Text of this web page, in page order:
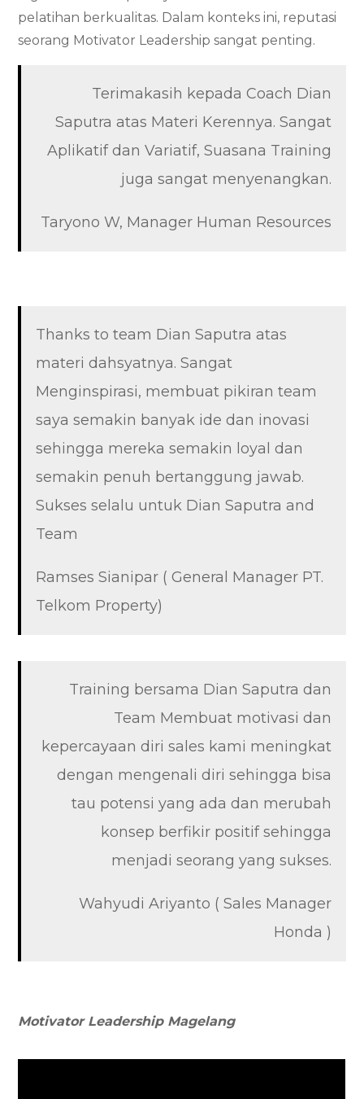
pelatihan berkualitas. Dalam konteks ini, reputasi
seorang Motivator Leadership sangat penting.
Terimakasih kepada Coach Dian
Saputra atas Materi Kerennya. Sangat
Aplikatif dan Variatif, Suasana Training
juga sangat menyenangkan.
Taryono W, Manager Human Resources
Thanks to team Dian Saputra atas
materi dahsyatnya. Sangat
Menginspirasi, membuat pikiran team
saya semakin banyak ide dan inovasi
sehingga mereka semakin loyal dan
semakin penuh bertanggung jawab.
Sukses selalu untuk Dian Saputra and
Team
Ramses Sianipar ( General Manager PT.
Telkom Property)
Training bersama Dian Saputra dan
Team Membuat motivasi dan
kepercayaan diri sales kami meningkat
dengan mengenali diri sehingga bisa
tau potensi yang ada dan merubah
konsep berfikir positif sehingga
menjadi seorang yang sukses.
Wahyudi Ariyanto ( Sales Manager
Honda )
Motivator Leadership Magelang